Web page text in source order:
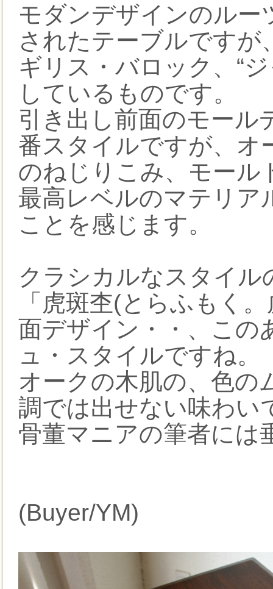
モダンデザインのルー
されたテーブルです
ギリス・バロック、“
しているものです。
引き出し前面のモール
番スタイルですが、オ
のねじりこみ、モール
最高レベルのマテリア
ことを感じます。
クラシカルなスタイル
「虎斑杢(とらふもく
面デザイン・・、この
ュ・スタイルですね。
オークの木肌の、色の
調では出せない味わい
骨董マニアの筆者には
(Buyer/YM)